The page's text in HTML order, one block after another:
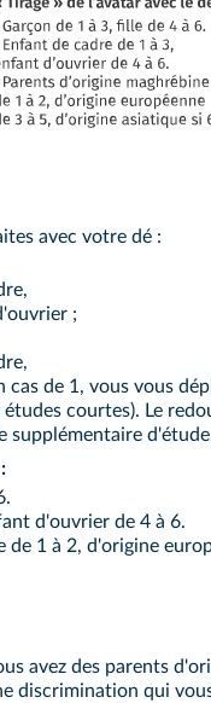
avec votre dé :
;
cas de 1, vous vous
courtes). Le
supplémentaire
d'ouvrier de 4 à 6.
de 1 à 2, d'origine
avez des parents
discrimination qui